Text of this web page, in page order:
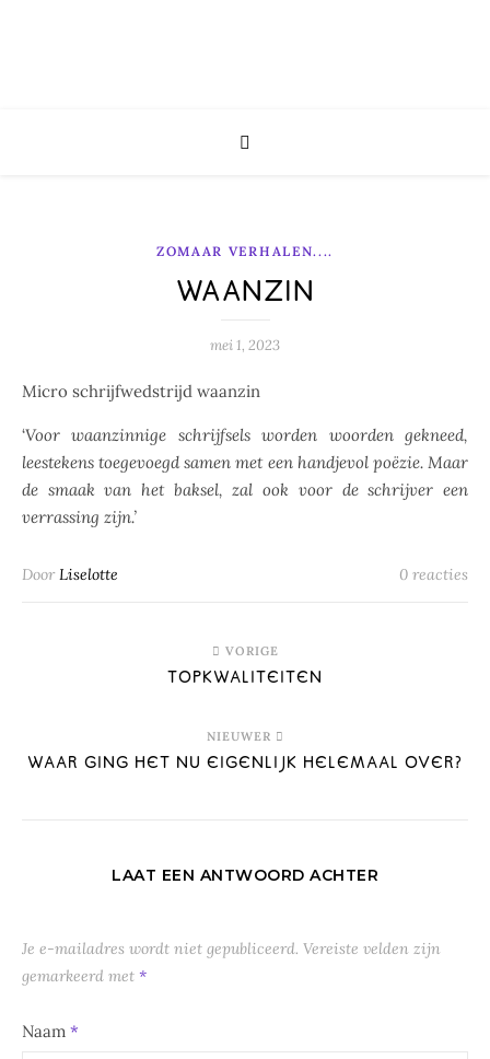
ZOMAAR VERHALEN....
WAANZIN
mei 1, 2023
Micro schrijfwedstrijd waanzin
‘Voor waanzinnige schrijfsels worden woorden gekneed,
leestekens toegevoegd samen met een handjevol poëzie. Maar
de smaak van het baksel, zal ook voor de schrijver een
verrassing zijn.’
DoorLiselotte 0 reacties
VORIGE
TOPKWALITEITEN
NIEUWER
WAAR GING HET NU EIGENLIJK HELEMAAL OVER?
LAAT EEN ANTWOORD ACHTER
Je e-mailadres wordt niet gepubliceerd. Vereiste velden zijn
gemarkeerd met *
Naam *